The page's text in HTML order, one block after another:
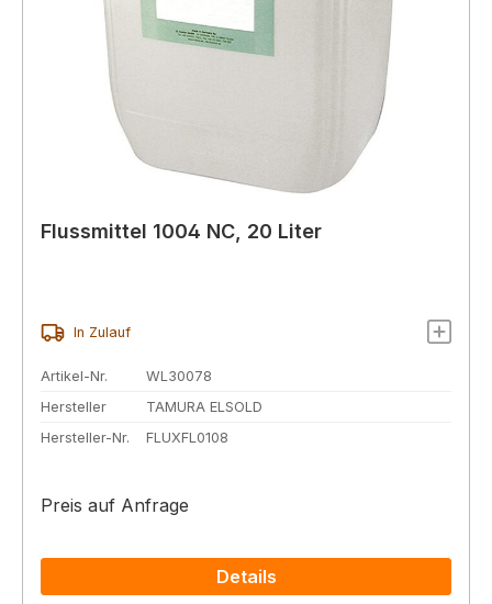
Flussmittel 1004 NC, 20 Liter
In Zulauf
Artikel-Nr.
WL30078
Hersteller
TAMURA ELSOLD
Hersteller-Nr.
FLUXFL0108
Preis auf Anfrage
Details